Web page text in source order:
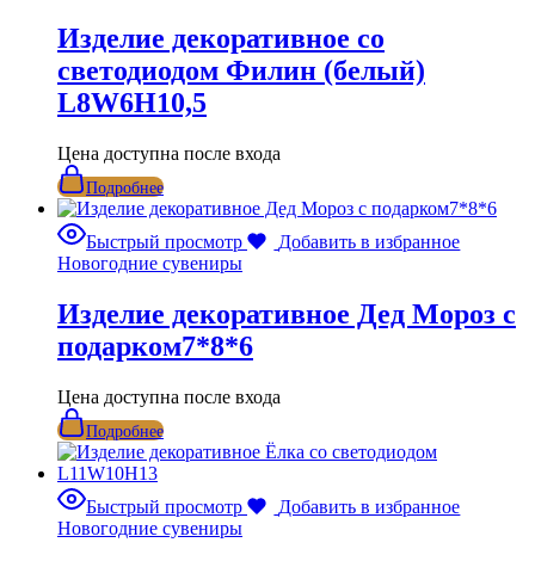
Изделие декоративное со
светодиодом Филин (белый)
L8W6H10,5
Цена доступна после входа
Подробнее
Быстрый просмотр
Добавить в избранное
Новогодние сувениры
Изделие декоративное Дед Мороз с
подарком7*8*6
Цена доступна после входа
Подробнее
Быстрый просмотр
Добавить в избранное
Новогодние сувениры